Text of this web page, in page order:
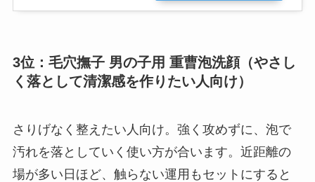
3位：毛穴撫子 男の子用 重曹泡洗顔（やさし
く落として清潔感を作りたい人向け）
さりげなく整えたい人向け。強く攻めずに、泡で
汚れを落としていく使い方が合います。近距離の
場が多い日ほど、触らない運用もセットにすると